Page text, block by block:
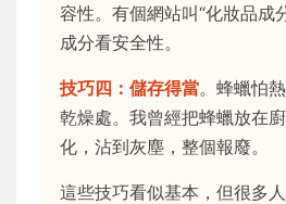
容性。有個網站叫“化妝品成
成分看安全性。
技巧四：儲存得當。蜂蠟怕
乾燥處。我曾經把蜂蠟放在
化，沾到灰塵，整個報廢。
這些技巧看似基本，但很多